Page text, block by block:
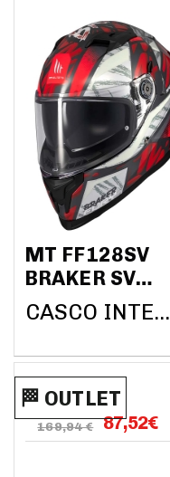
MT FF128SV
BRAKER SV
FURY C5
BRILLO
CASCO INTEGRAL MT HELMETS
🏁​​​​ OUTLET
169,94 € 87,52€